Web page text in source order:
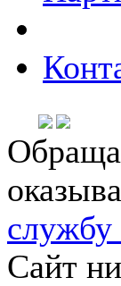
Сайт